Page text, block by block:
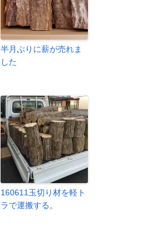
半月ぶりに薪が売れま
した
160611玉切り材を軽ト
ラで運搬する。